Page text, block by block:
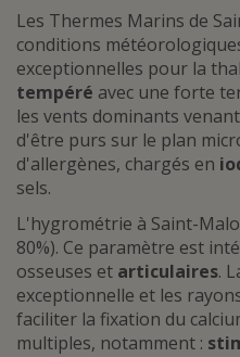
Les Thermes Marins de
conditions
exceptionnelles pour la
tempéré avec une forte
les vents dominants
d'être purs sur le plan
d'allergènes, chargés en
sels.
L'hygrométrie à Saint-
80%). Ce paramètre est
osseuses et articulaires.
exceptionnelle et les
faciliter la fixation du
multiples, notamment :